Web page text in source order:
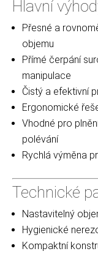
Hlavní
Přesné a
objemu
Přímé čerpání
manipulace
Čistý a efektivní
Ergonomické
Vhodné pro
polévání
Rychlá výměna
Technické
Nastavitelný
Hygienické
Kompaktní